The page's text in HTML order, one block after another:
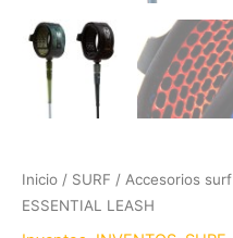
Inicio / SURF / Accesorios surf
ESSENTIAL LEASH